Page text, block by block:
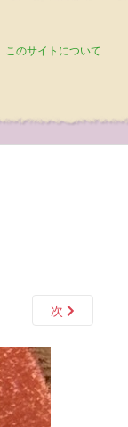
このサイトについて
次